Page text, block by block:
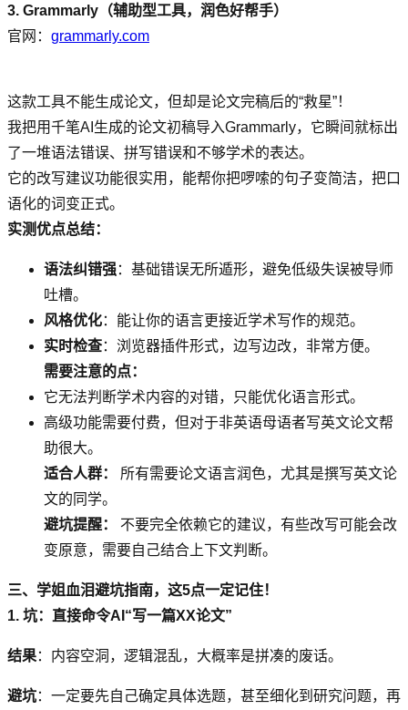
3. Grammarly（辅助型工具，润色好帮手）
官网： grammarly.com
这款工具不能生成论文，但却是论文完稿后的“救星”！
我把用千笔AI生成的论文初稿导入Grammarly，它瞬间就标出
了一堆语法错误、拼写错误和不够学术的表达。
它的改写建议功能很实用，能帮你把啰嗦的句子变简洁，把口
语化的词变正式。
实测优点总结：
语法纠错强：基础错误无所遁形，避免低级失误被导师
吐槽。
风格优化：能让你的语言更接近学术写作的规范。
实时检查：浏览器插件形式，边写边改，非常方便。
需要注意的点：
它无法判断学术内容的对错，只能优化语言形式。
高级功能需要付费，但对于非英语母语者写英文论文帮
助很大。
适合人群：
所有需要论文语言润色，尤其是撰写英文论
文的同学。
避坑提醒：
不要完全依赖它的建议，有些改写可能会改
变原意，需要自己结合上下文判断。
三、学姐血泪避坑指南，这5点一定记住！
1. 坑：直接命令AI“写一篇XX论文”
结果：内容空洞，逻辑混乱，大概率是拼凑的废话。
避坑：一定要先自己确定具体选题，甚至细化到研究问题，再